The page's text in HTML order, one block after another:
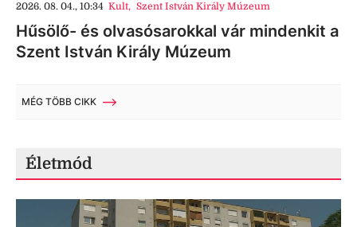
2026. 08. 04., 10:34 Kult, Szent István Király Múzeum
Hűsölő- és olvasósarokkal vár mindenkit a
Szent István Király Múzeum
MÉG TÖBB CIKK
Életmód